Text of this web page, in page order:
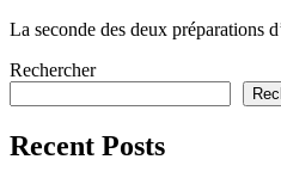
La seconde des deux préparations
Rechercher
Recent Posts